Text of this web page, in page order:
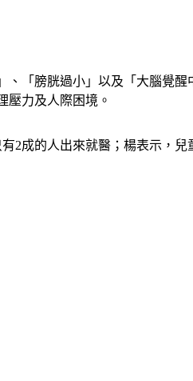
「膀胱過小」以及「大腦覺
壓力及人際困境。
2成的人出來就醫；楊表示，